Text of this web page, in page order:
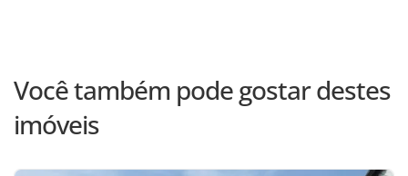
Você também pode gostar destes
imóveis